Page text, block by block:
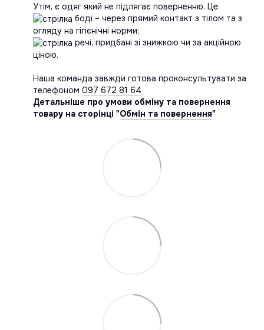
Утім, є одяг який не підлягає поверненню. Це:
боді – через прямий контакт з тілом та з
огляду на гігієнічні норми;
речі, придбані зі знижкою чи за акційною
ціною.
Наша команда завжди готова проконсультувати за
телефоном 097 672 81 64
Детальніше про умови обміну та повернення
товару на сторінці "Обмін та повернення"